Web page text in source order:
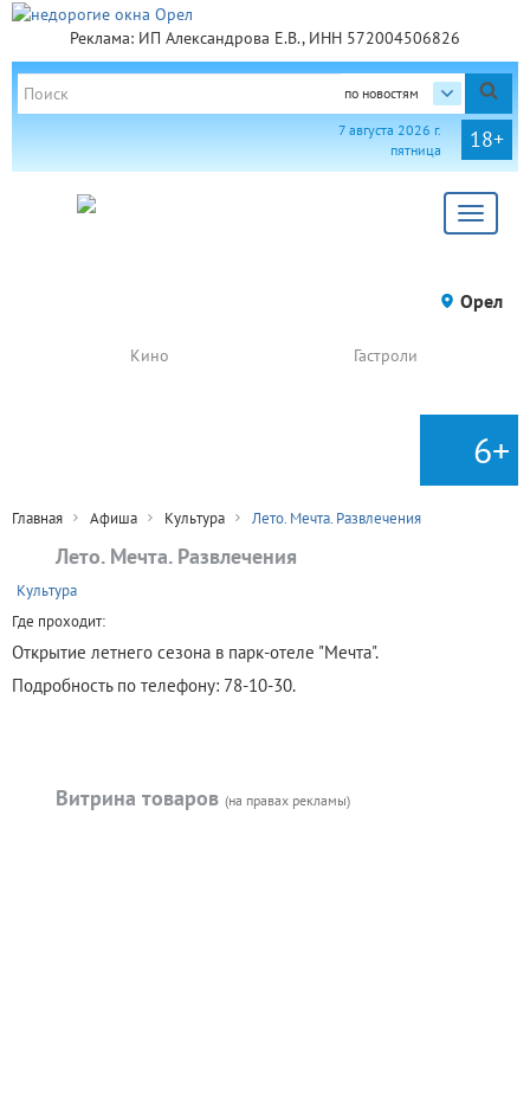
Реклама: ИП Александрова Е.В., ИНН 572004506826
по новостям
18+
7 августа 2026 г.
пятница
Toggle
Орел
Кино Гастроли
6+
Главная Афиша Культура Лето. Мечта. Развлечения
Лето. Мечта. Развлечения
Культура
Где проходит:
Открытие летнего сезона в парк-отеле "Мечта".
Подробность по телефону: 78-10-30.
Витрина товаров (на правах рекламы)